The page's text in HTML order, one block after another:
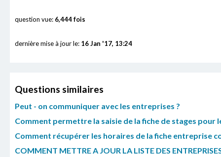
question vue: 6,444 fois
dernière mise à jour le: 16 Jan '17, 13:24
Questions similaires
Peut - on communiquer avec les entreprises ?
Comment permettre la saisie de la fiche de stages pour
Comment récupérer les horaires de la fiche entreprise
COMMENT METTRE A JOUR LA LISTE DES